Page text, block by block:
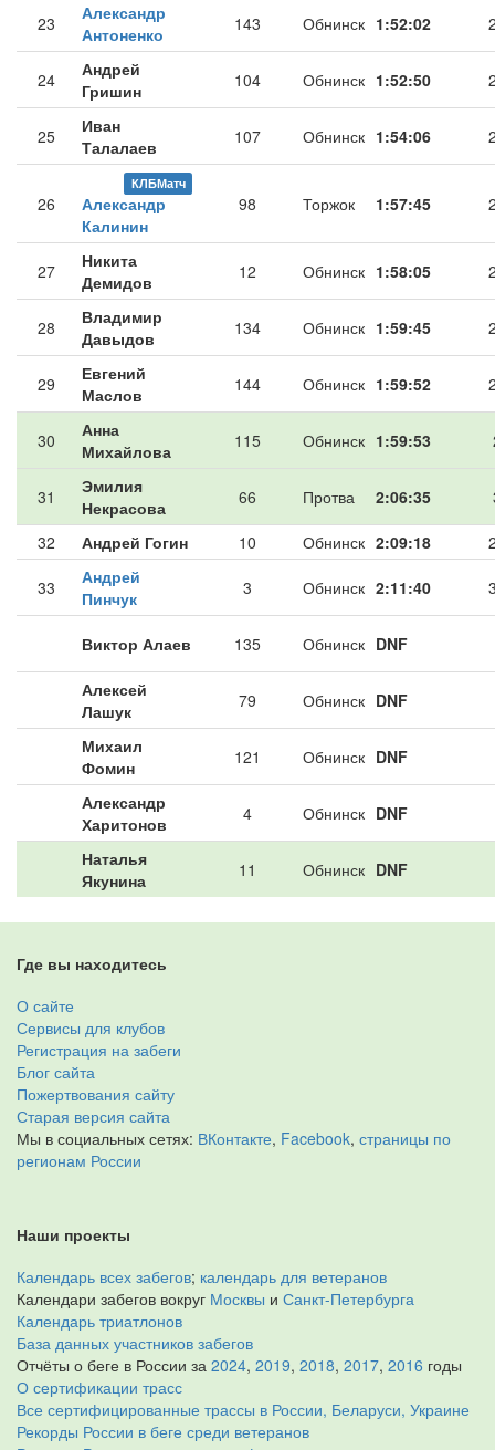
23
Александр
Антоненко
143 Обнинск 1:52:02
24
Андрей
Гришин
104 Обнинск 1:52:50
25
Иван
Талалаев
107 Обнинск 1:54:06
26
КЛБМатч
Александр
Калинин
98 Торжок 1:57:45
27
Никита
Демидов
12 Обнинск 1:58:05
28
Владимир
Давыдов
134 Обнинск 1:59:45
29
Евгений
Маслов
144 Обнинск 1:59:52
30
Анна
Михайлова
115 Обнинск 1:59:53
31
Эмилия
Некрасова
66 Протва 2:06:35
32 Андрей Гогин 10 Обнинск 2:09:18
33
Андрей
Пинчук
3 Обнинск 2:11:40
Виктор Алаев 135 Обнинск DNF
Алексей
Лашук
79 Обнинск DNF
Михаил
Фомин
121 Обнинск DNF
Александр
Харитонов
4 Обнинск DNF
Наталья
Якунина
11 Обнинск DNF
Где вы находитесь
О сайте
Сервисы для клубов
Регистрация на забеги
Блог сайта
Пожертвования сайту
Старая версия сайта
Мы в социальных сетях: ВКонтакте, Facebook, страницы по
регионам России
Наши проекты
Календарь всех забегов; календарь для ветеранов
Календари забегов вокруг Москвы и Санкт-Петербурга
Календарь триатлонов
База данных участников забегов
Отчёты о беге в России за 2024, 2019, 2018, 2017, 2016 годы
О сертификации трасс
Все сертифицированные трассы в России, Беларуси, Украине
Рекорды России в беге среди ветеранов